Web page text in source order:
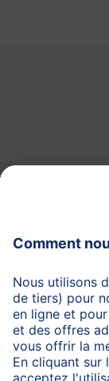
Protection